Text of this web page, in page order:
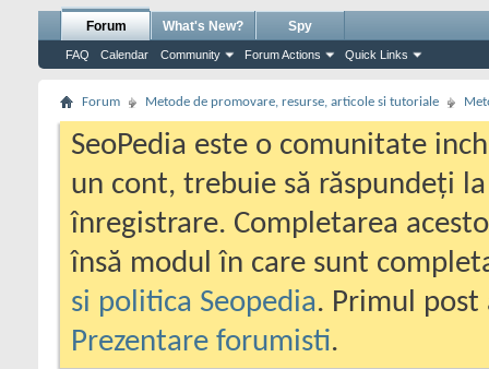
Forum
FAQ Calendar Community Forum Actions Quick Links
What's New? Spy
Forum Metode de promovare, resurse, articole si tutoriale
SeoPedia este o comunitate
un cont, trebuie să răspundeți
înregistrare. Completarea
însă modul în care sunt
si politica Seopedia. Primul
Prezentare forumisti.